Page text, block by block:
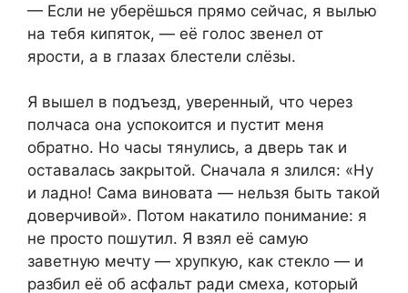
— Если не уберёшься прямо сейчас, я вылью
на тебя кипяток, — её голос звенел от
ярости, а в глазах блестели слёзы.
Я вышел в подъезд, уверенный, что через
полчаса она успокоится и пустит меня
обратно. Но часы тянулись, а дверь так и
оставалась закрытой. Сначала я злился: «Ну
и ладно! Сама виновата — нельзя быть такой
доверчивой». Потом накатило понимание: я
не просто пошутил. Я взял её самую
заветную мечту — хрупкую, как стекло — и
разбил её об асфальт ради смеха, который